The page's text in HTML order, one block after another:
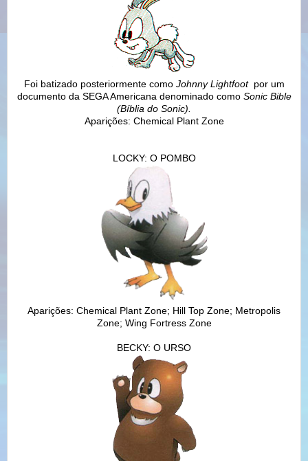
Foi batizado posteriormente como Johnny Lightfoot por um
documento da SEGA Americana denominado como Sonic Bible
(Bíblia do Sonic).
Aparições: Chemical Plant Zone
LOCKY: O POMBO
Aparições: Chemical Plant Zone; Hill Top Zone; Metropolis
Zone; Wing Fortress Zone
BECKY: O URSO